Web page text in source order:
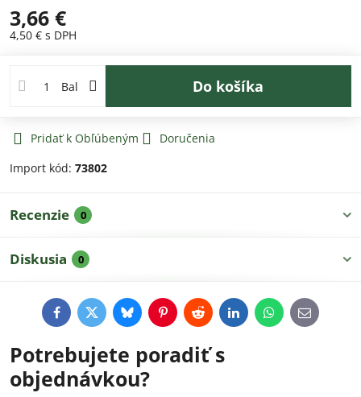
3,66 €
4,50 € s DPH
Bal Do košíka
Pridať k Obľúbeným
Doručenia
Import kód: 73802
Recenzie 0
Diskusia 0
FacebookTwitterBlueskyPinterestRedditLinkedInWhatsApp
E-
mail
Potrebujete poradiť s
objednávkou?